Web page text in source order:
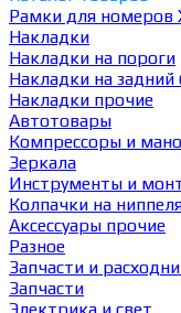
Рамки для номеров
Накладки
Накладки на пороги
Накладки на
Накладки прочие
Автотовары
Компрессоры и
Зеркала
Инструменты и
Колпачки на
Аксессуары прочие
Разное
Запчасти и
Запчасти